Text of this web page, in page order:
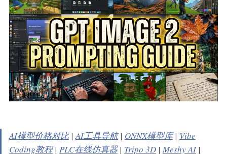
AI模型价格对比|AI工具导航| ONNX模型库| Vibe
Coding教程| PLC在线仿真器| Tripo 3D| Meshy AI|